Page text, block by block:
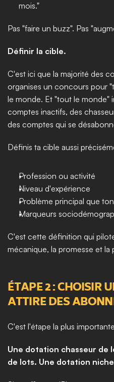
mois."
Pas "faire un buzz". Pas
Définir la cible.
C'est ici que la majorité des
organises un concours pour
le monde. Et "tout le monde"
comptes inactifs, des
des comptes qui se
Définis ta cible aussi
Profession ou activité
Niveau d'expérience
Problème principal que
Marqueurs
C'est cette définition qui
mécanique, la promesse et la
ÉTAPE 2 : CHOISIR
ATTIRE DES
C'est l'étape la plus
Une dotation chasseur de
de lots. Une dotation